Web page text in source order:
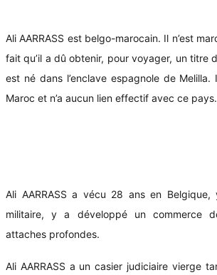
Ali AARRASS est belgo-marocain. Il n’est
fait qu’il a dû obtenir, pour voyager, un titre
est né dans l’enclave espagnole de Melilla.
Maroc et n’a aucun lien effectif avec ce pays.
Ali AARRASS a vécu 28 ans en
militaire, y a développé un commerce
attaches profondes.
Ali AARRASS a un casier judiciaire vierge